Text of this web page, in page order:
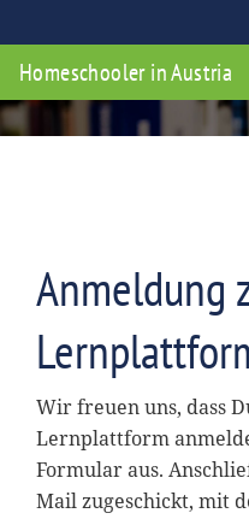
Homeschooler in Austria
Anmeldung
Wir freuen uns, dass
Lernplattform
Formular aus.
Mail zugeschickt, mit